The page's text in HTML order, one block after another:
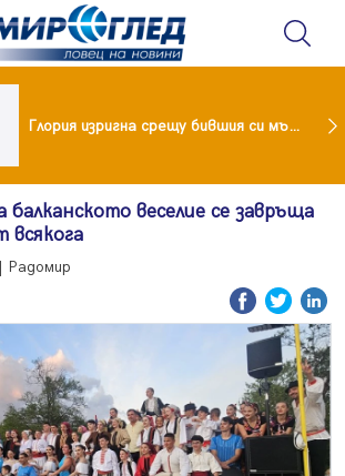
Глория изригна срещу бившия си мъж: Беше със 120-килограмова жена! Искаше бърза печалба...
веселие се завръща
Радомир